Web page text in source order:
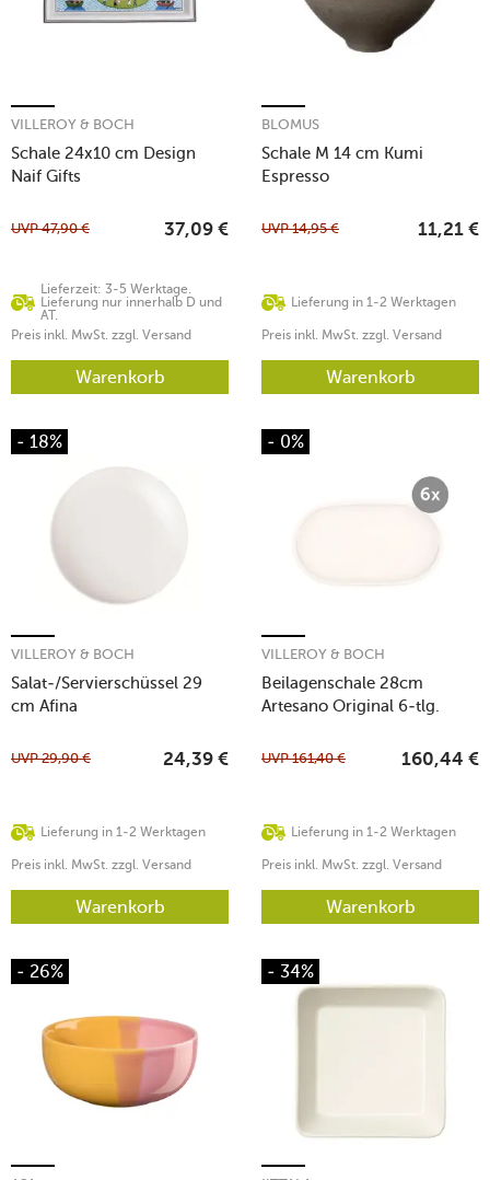
Schale 24x10 cm Design
Naif Gifts
VILLEROY & BOCH
Lieferzeit: 3-5 Werktage.
Lieferung nur innerhalb D und
AT.
UVP47,90 € 37,09 €
Preis inkl. MwSt. zzgl. Versand
Warenkorb
Schale M 14 cm Kumi
Espresso
BLOMUS
Lieferung in 1-2 Werktagen
UVP14,95 € 11,21 €
Preis inkl. MwSt. zzgl. Versand
Warenkorb
- 18%
Salat-/Servierschüssel 29
cm Afina
VILLEROY & BOCH
Lieferung in 1-2 Werktagen
UVP29,90 € 24,39 €
Preis inkl. MwSt. zzgl. Versand
Warenkorb
- 0%
Beilagenschale 28cm
Artesano Original 6-tlg.
VILLEROY & BOCH
Lieferung in 1-2 Werktagen
UVP161,40 € 160,44 €
Preis inkl. MwSt. zzgl. Versand
Warenkorb
- 26% - 34%